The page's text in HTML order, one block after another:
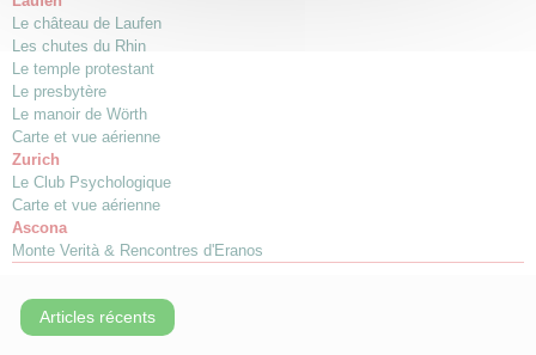
Le château de Laufen
Les chutes du Rhin
Le temple protestant
Le presbytère
Le manoir de Wörth
Carte et vue aérienne
Zurich
Le Club Psychologique
Carte et vue aérienne
Ascona
Monte Verità & Rencontres d'Eranos
Articles récents